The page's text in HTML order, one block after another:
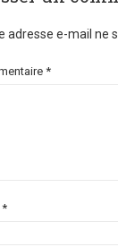
adresse e-mail ne
*
*